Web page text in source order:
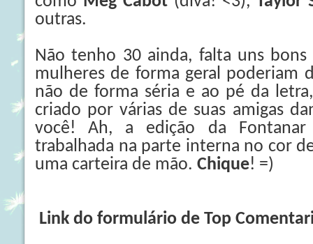
outras.
Não tenho 30 ainda, falta uns bons
mulheres de forma geral poderiam
não de forma séria e ao pé da
criado por várias de suas amigas
você! Ah, a edição da Fontanar
trabalhada na parte interna no cor
uma carteira de mão. Chique! =)
Link do formulário de Top